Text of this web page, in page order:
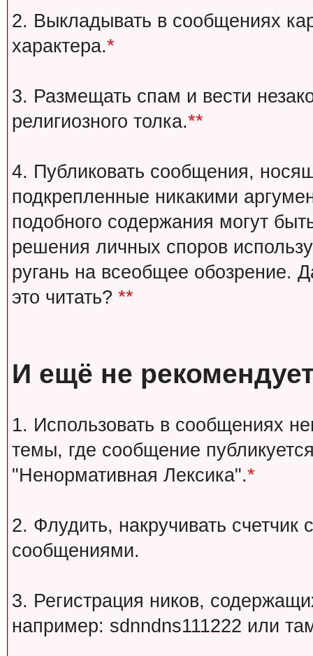
2. Выкладывать в сообщениях
характера.*
3. Размещать спам и вести
религиозного толка.**
4. Публиковать сообщения,
подкрепленные никакими
подобного содержания могут
решения личных споров
ругань на всеобщее обозрение.
это читать? **
И ещё не
1. Использовать в сообщениях
темы, где сообщение
"Ненормативная Лексика".*
2. Флудить, накручивать
сообщениями.
3. Регистрация ников,
например: sdnndns111222 или